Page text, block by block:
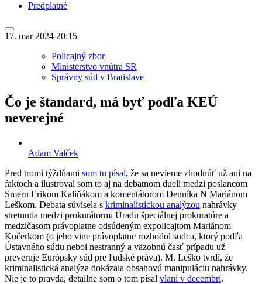
Predplatné
17. mar 2024 20:15
Policajný zbor
Ministerstvo vnútra SR
Správny súd v Bratislave
Čo je štandard, má byť podľa KEÚ
neverejné
Adam Valček
Pred tromi týždňami som tu písal, že sa nevieme zhodnúť už ani na
faktoch a ilustroval som to aj na debatnom dueli medzi poslancom
Smeru Erikom Kaliňákom a komentátorom Denníka N Mariánom
Leškom. Debata súvisela s kriminalistickou analýzou nahrávky
stretnutia medzi prokurátormi Úradu špeciálnej prokuratúre a
medzičasom právoplatne odsúdeným expolicajtom Mariánom
Kučerkom (o jeho vine právoplatne rozhodol sudca, ktorý podľa
Ústavného súdu nebol nestranný a väzobnú časť prípadu už
preveruje Európsky súd pre ľudské práva). M. Leško tvrdí, že
kriminalistická analýza dokázala obsahovú manipuláciu nahrávky.
Nie je to pravda, detailne som o tom písal vlani v decembri.